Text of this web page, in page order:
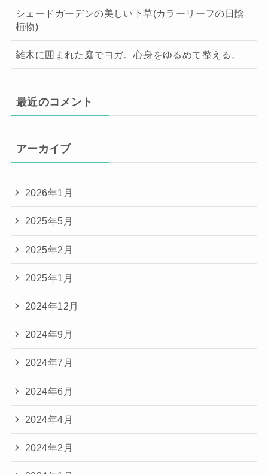
シェードガーデンの美しい下草(カラーリーフの日陰
植物)
雑木に囲まれた庭でヨガ。心身をゆるめて整える。
最近のコメント
アーカイブ
2026年1月
2025年5月
2025年2月
2025年1月
2024年12月
2024年9月
2024年7月
2024年6月
2024年4月
2024年2月